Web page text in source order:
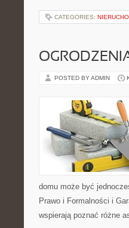
CATEGORIES:
POSTED BY ADMIN
domu może być
Prawo i Formalności i
wspierają poznać różne